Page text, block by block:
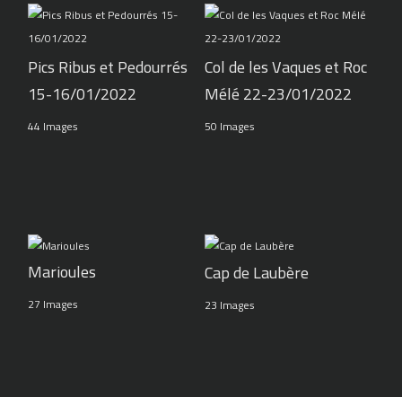
Pics Ribus et Pedourrés
15-16/01/2022
44 Images
Col de les Vaques et Roc
Mélé 22-23/01/2022
50 Images
Marioules
27 Images
Cap de Laubère
23 Images